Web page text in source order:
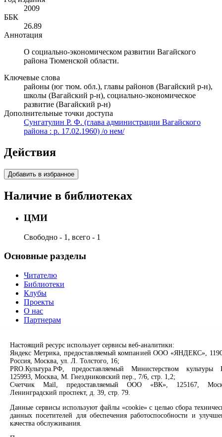
2009
ББК
26.89
Аннотация
О социально-экономическом развитии Вагайского
района Тюменской области.
Ключевые слова
районы (юг тюм. обл.), главы районов (Вагайский р-н),
школы (Вагайский р-н), социально-экономическое
развитие (Вагайский р-н)
Дополнительные точки доступа
Сунгатулин Р. Ф. (глава администрации Вагайского
района : р. 17.02.1960) /о нем/
Действия
Добавить в избранное
Наличие в библиотеках
ЦМИ
Свободно - 1, всего - 1
Основные разделы
Читателю
Библиотеки
Клубы
Проекты
О нас
Партнерам
Продлить книгу
Спроси библиотекаря
Спроси краеведа
Оцените качество услуг
Направить обращение директору
Соцсети
Настоящий ресурс использует сервисы веб-аналитики:
Яндекс Метрика, предоставляемый компанией ООО «ЯНДЕКС»,
Россия, Москва, ул. Л. Толстого, 16;
PRO.Культура.РФ, предоставляемый Министерством культуры
125993, Москва, М. Гнездниковский пер., 7/6, стр. 1,2;
Счетчик Mail, предоставляемый ООО «ВК», 125167,
Ленинградский проспект, д. 39, стр. 79.
Данные сервисы используют файлы «cookie» с целью сбора
данных посетителей для обеспечения работоспособности и
качества обслуживания.